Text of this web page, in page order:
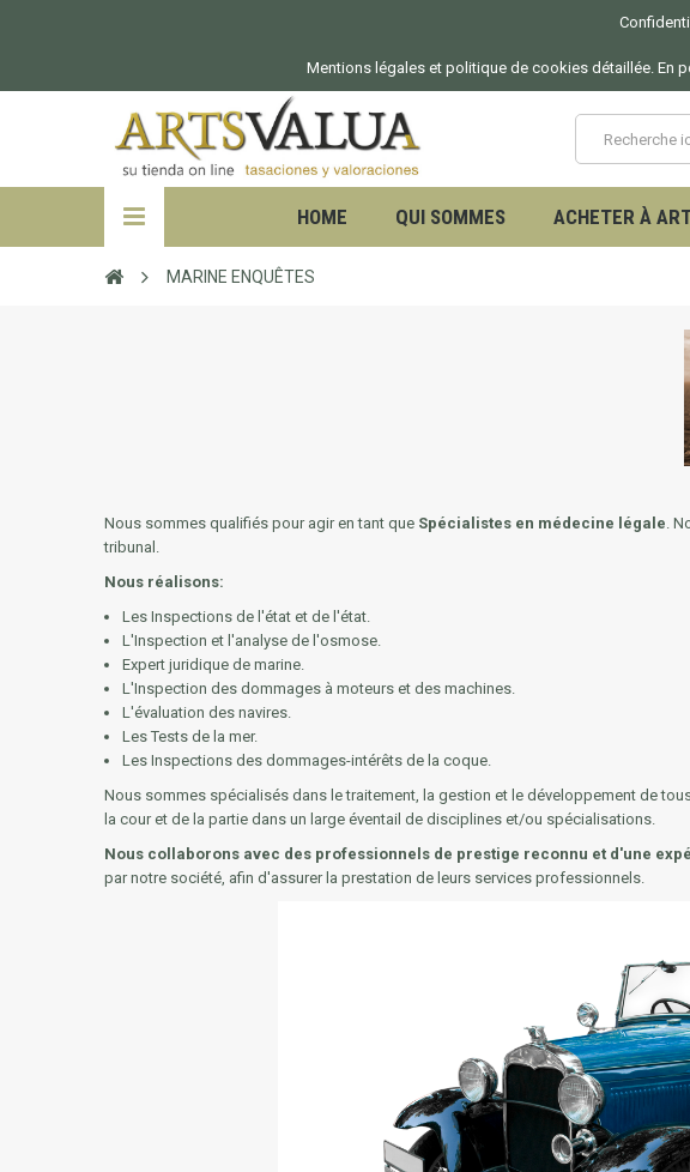
Mentions légales et politique de cookies détaillée. En
HOME QUI SOMMES ACHETER À
MARINE ENQUÊTES
Nous sommes qualifiés pour agir en tant que Spécialistes en médecine légale.
tribunal.
Nous réalisons:
Les Inspections de l'état et de l'état.
L'Inspection et l'analyse de l'osmose.
Expert juridique de marine.
L'Inspection des dommages à moteurs et des machines.
L'évaluation des navires.
Les Tests de la mer.
Les Inspections des dommages-intérêts de la coque.
Nous sommes spécialisés dans le traitement, la gestion et le développement de
la cour et de la partie dans un large éventail de disciplines et/ou spécialisations.
Nous collaborons avec des professionnels de prestige reconnu et d'une
par notre société, afin d'assurer la prestation de leurs services professionnels.